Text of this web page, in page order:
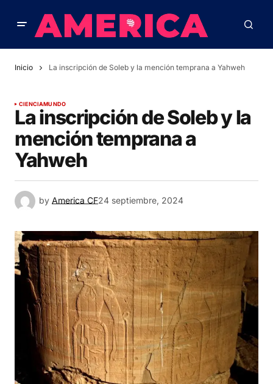
Inicio La inscripción de Soleb y la mención temprana a Yahweh
CIENCIAMUNDO
La inscripción de Soleb y la
mención temprana a
Yahweh
by America CF24 septiembre, 2024